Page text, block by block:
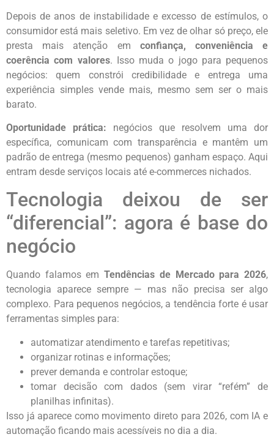
Depois de anos de instabilidade e excesso de estímulos, o
consumidor está mais seletivo. Em vez de olhar só preço, ele
presta mais atenção em confiança, conveniência e
coerência com valores. Isso muda o jogo para pequenos
negócios: quem constrói credibilidade e entrega uma
experiência simples vende mais, mesmo sem ser o mais
barato.
Oportunidade prática: negócios que resolvem uma dor
específica, comunicam com transparência e mantêm um
padrão de entrega (mesmo pequenos) ganham espaço. Aqui
entram desde serviços locais até e-commerces nichados.
Tecnologia deixou de ser
“diferencial”: agora é base do
negócio
Quando falamos emTendências de Mercado para 2026,
tecnologia aparece sempre — mas não precisa ser algo
complexo. Para pequenos negócios, a tendência forte é usar
ferramentas simples para:
automatizar atendimento e tarefas repetitivas;
organizar rotinas e informações;
prever demanda e controlar estoque;
tomar decisão com dados (sem virar “refém” de
planilhas infinitas).
Isso já aparece como movimento direto para 2026, com IA e
automação ficando mais acessíveis no dia a dia.